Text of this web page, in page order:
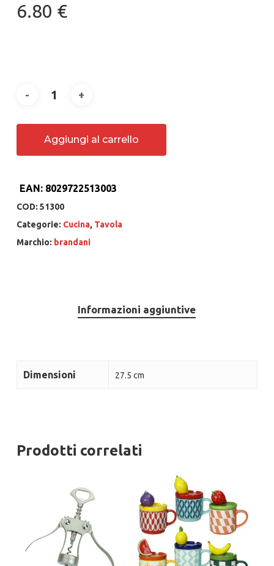
6.80 €
Aggiungi al carrello
EAN: 8029722513003
COD: 51300
Categorie: Cucina, Tavola
Marchio: brandani
Informazioni aggiuntive
Dimensioni 27.5 cm
Prodotti correlati